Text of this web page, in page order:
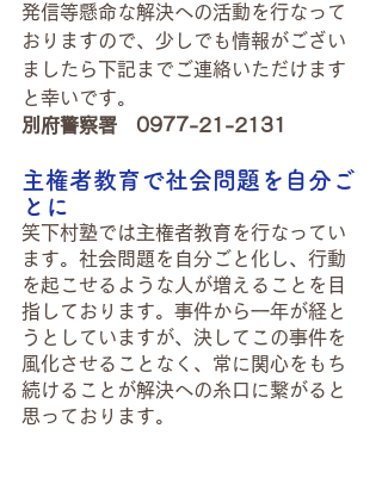
発信等懸命な解決への活動を行なって
おりますので、少しでも情報がござい
ましたら下記までご連絡いただけます
と幸いです。
別府警察署　0977-21-2131
主権者教育で社会問題を自分ご
とに
笑下村塾では主権者教育を行なってい
ます。社会問題を自分ごと化し、行動
を起こせるような人が増えることを目
指しております。事件から一年が経と
うとしていますが、決してこの事件を
風化させることなく、常に関心をもち
続けることが解決への糸口に繋がると
思っております。